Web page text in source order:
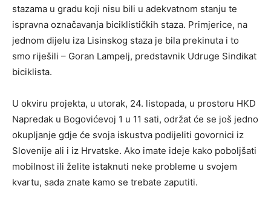
stazama u gradu koji nisu bili u adekvatnom stanju te
ispravna označavanja biciklističkih staza. Primjerice, na
jednom dijelu iza Lisinskog staza je bila prekinuta i to
smo riješili – Goran Lampelj, predstavnik Udruge Sindikat
biciklista.
U okviru projekta, u utorak, 24. listopada, u prostoru HKD
Napredak u Bogovićevoj 1 u 11 sati, održat će se još jedno
okupljanje gdje će svoja iskustva podijeliti govornici iz
Slovenije ali i iz Hrvatske. Ako imate ideje kako poboljšati
mobilnost ili želite istaknuti neke probleme u svojem
kvartu, sada znate kamo se trebate zaputiti.